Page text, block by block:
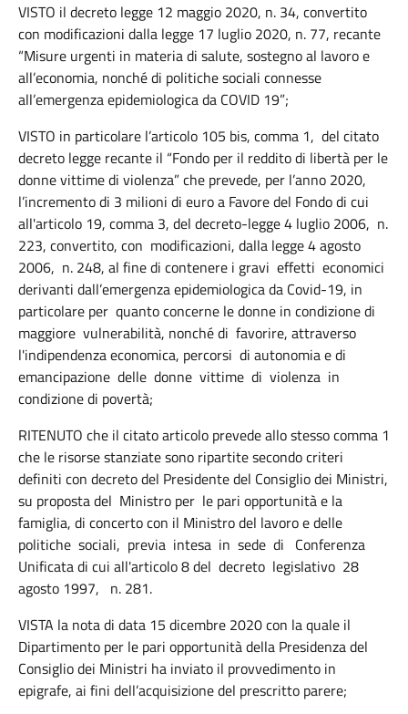
VISTO il decreto legge 12 maggio 2020, n. 34, convertito
con modificazioni dalla legge 17 luglio 2020, n. 77, recante
“Misure urgenti in materia di salute, sostegno al lavoro e
all’economia, nonché di politiche sociali connesse
all’emergenza epidemiologica da COVID 19”;
VISTO in particolare l’articolo 105 bis, comma 1, del citato
decreto legge recante il “Fondo per il reddito di libertà per le
donne vittime di violenza” che prevede, per l’anno 2020,
l’incremento di 3 milioni di euro a Favore del Fondo di cui
all'articolo 19, comma 3, del decreto-legge 4 luglio 2006, n.
223, convertito, con modificazioni, dalla legge 4 agosto
2006, n. 248, al fine di contenere i gravi effetti economici
derivanti dall’emergenza epidemiologica da Covid-19, in
particolare per quanto concerne le donne in condizione di
maggiore vulnerabilità, nonché di favorire, attraverso
l'indipendenza economica, percorsi di autonomia e di
emancipazione delle donne vittime di violenza in
condizione di povertà;
RITENUTO che il citato articolo prevede allo stesso comma 1
che le risorse stanziate sono ripartite secondo criteri
definiti con decreto del Presidente del Consiglio dei Ministri,
su proposta del Ministro per le pari opportunità e la
famiglia, di concerto con il Ministro del lavoro e delle
politiche sociali, previa intesa in sede di Conferenza
Unificata di cui all'articolo 8 del decreto legislativo 28
agosto 1997, n. 281.
VISTA la nota di data 15 dicembre 2020 con la quale il
Dipartimento per le pari opportunità della Presidenza del
Consiglio dei Ministri ha inviato il provvedimento in
epigrafe, ai fini dell’acquisizione del prescritto parere;